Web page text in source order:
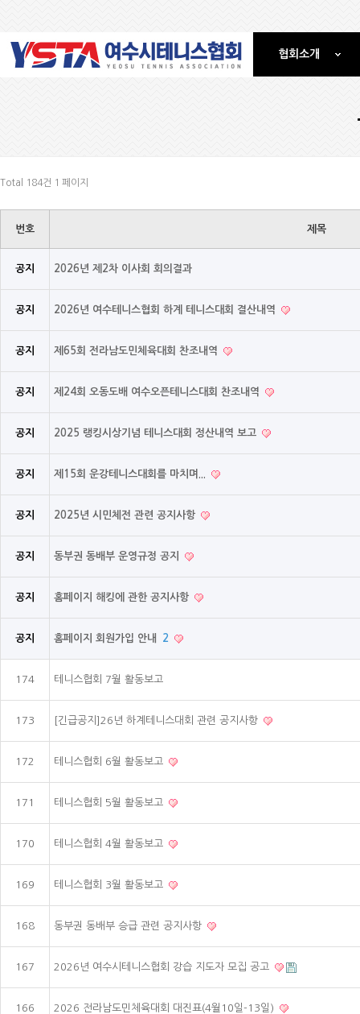
협회소개
Total 184건 1 페이지
번호 제목
공지 2026년 제2차 이사회 회의결과
공지 2026년 여수테니스협회 하계 테니스대회 결산내역
공지 제65회 전라남도민체육대회 찬조내역
공지 제24회 오동도배 여수오픈테니스대회 찬조내역
공지 2025 랭킹시상기념 테니스대회 정산내역 보고
공지 제15회 운강테니스대회를 마치며...
공지 2025년 시민체전 관련 공지사항
공지 동부권 동배부 운영규정 공지
공지 홈페이지 해킹에 관한 공지사항
공지 홈페이지 회원가입 안내 2
174 테니스협회 7월 활동보고
173 [긴급공지]26년 하계테니스대회 관련 공지사항
172 테니스협회 6월 활동보고
171 테니스협회 5월 활동보고
170 테니스협회 4월 활동보고
169 테니스협회 3월 활동보고
168 동부권 동배부 승급 관련 공지사항
167 2026년 여수시테니스협회 강습 지도자 모집 공고
166 2026 전라남도민체육대회 대진표(4월10일-13일)